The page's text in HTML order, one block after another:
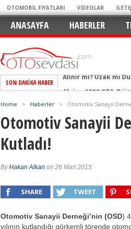
OTOMOBİL FİYATLARI VİDEOLAR
ANASAYFA HABERLER
SON DAKIKA HABER
Mercedes-Benz
Keskin Hatlar, GR
Geleceğin Kompakt
Pazarın Lideri,
Hem Şehirli Hem
Alınır mı? Uzak mı
Home > Haberler > Otomotiv Sanayii
Otomotiv Sanayii
Kutladı!
ByHakan Alkan on 26 Mart 2015
SHARE TWEET
Otomotiv Sanayii Derneği’nin (OSD)
yılının kutlandığı görkemli törende